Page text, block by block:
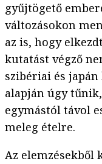
gyűjtögető
változásokon
az is, hogy
kutatást végző
szibériai és
alapján úgy
egymástól távol
meleg ételre.
Az elemzésekből